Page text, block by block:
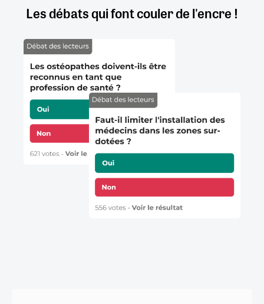
Les débats qui font couler de l'encre !